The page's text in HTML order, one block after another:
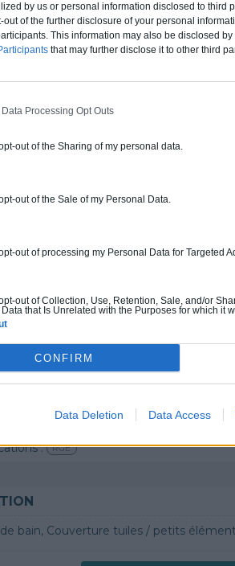
by us or personal information disclosed to third
of the further disclosure of your personal
This information may also be disclosed
that may further disclose it to other third
Processing Opt Outs
opt-out of the Sharing of my personal data.
opt-out of the Sale of my Personal Data.
opt-out of processing my Personal Data for Targeted
opt-out of Collection, Use, Retention, Sale, and/or
Data that Is Unrelated with the Purposes for which it
CONFIRM
Data Deletion Data Access
tuiles / petits éléments
: Non communiqué
:
Couverture tuiles / petits éléments, Isolation thermique des murs intérieurs, Alarme, Isolation des
0800 20 03 20
: RGE
Couverture tuiles / petits éléments, Isolation thermique